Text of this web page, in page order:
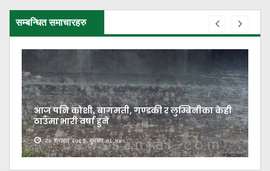
सम्बन्धित समाचारहरु
आज पनि कोशी, बागमती, गण्डकी र लुम्बिनीका केही
ठाउँमा भारी वर्षा हुने
२० श्रावण २०८३, बुधबार ०८:५४